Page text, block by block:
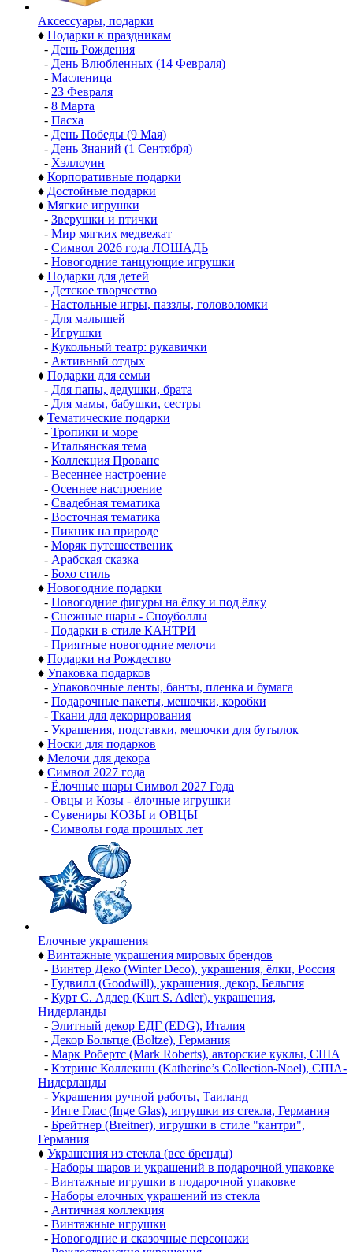
Аксессуары, подарки
♦ Подарки к праздникам
- День Рождения
- День Влюбленных (14 Февраля)
- Масленица
- 23 Февраля
- 8 Марта
- Пасха
- День Победы (9 Мая)
- День Знаний (1 Сентября)
- Хэллоуин
♦ Корпоративные подарки
♦ Достойные подарки
♦ Мягкие игрушки
- Зверушки и птички
- Мир мягких медвежат
- Символ 2026 года ЛОШАДЬ
- Новогодние танцующие игрушки
♦ Подарки для детей
- Детское творчество
- Настольные игры, паззлы, головоломки
- Для малышей
- Игрушки
- Кукольный театр: рукавички
- Активный отдых
♦ Подарки для семьи
- Для папы, дедушки, брата
- Для мамы, бабушки, сестры
♦ Тематические подарки
- Тропики и море
- Итальянская тема
- Коллекция Прованс
- Весеннее настроение
- Осеннее настроение
- Свадебная тематика
- Восточная тематика
- Пикник на природе
- Моряк путешественик
- Арабская сказка
- Бохо стиль
♦ Новогодние подарки
- Новогодние фигуры на ёлку и под ёлку
- Снежные шары - Сноуболлы
- Подарки в стиле КАНТРИ
- Приятные новогодние мелочи
♦ Подарки на Рождество
♦ Упаковка подарков
- Упаковочные ленты, банты, пленка и бумага
- Подарочные пакеты, мешочки, коробки
- Ткани для декорирования
- Украшения, подставки, мешочки для бутылок
♦ Носки для подарков
♦ Мелочи для декора
♦ Символ 2027 года
- Ёлочные шары Символ 2027 Года
- Овцы и Козы - ёлочные игрушки
- Сувениры КОЗЫ и ОВЦЫ
- Символы года прошлых лет
Елочные украшения
♦ Винтажные украшения мировых брендов
- Винтер Деко (Winter Deco), украшения, ёлки, Россия
- Гудвилл (Goodwill), украшения, декор, Бельгия
- Курт С. Адлер (Kurt S. Adler), украшения,
Нидерланды
- Элитный декор ЕДГ (EDG), Италия
- Декор Больтце (Boltze), Германия
- Марк Робертс (Mark Roberts), авторские куклы, США
- Кэтринс Коллекшн (Katherine’s Collection-Noel), США-
Нидерланды
- Украшения ручной работы, Таиланд
- Инге Глас (Inge Glas), игрушки из стекла, Германия
- Брейтнер (Breitner), игрушки в стиле "кантри",
Германия
♦ Украшения из стекла (все бренды)
- Наборы шаров и украшений в подарочной упаковке
- Винтажные игрушки в подарочной упаковке
- Наборы елочных украшений из стекла
- Античная коллекция
- Винтажные игрушки
- Новогодние и сказочные персонажи